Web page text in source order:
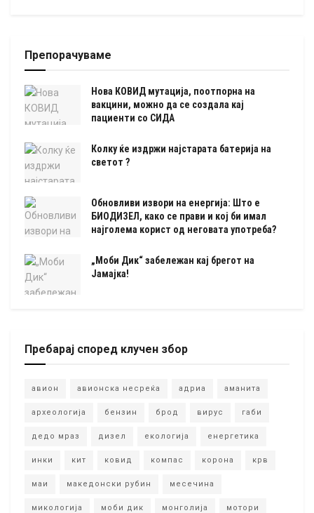
Препорачуваме
Нова КОВИД мутација, поотпорна на
вакцини, можно да се создала кај
пациенти со СИДА
Колку ќе издржи најстарата батерија на
светот ?
Обновливи извори на енергија: Што е
БИОДИЗЕЛ, како се прави и кој би имал
најголема корист од неговата употреба?
„Моби Дик“ забележан кај брегот на
Јамајка!
Пребарај според клучен збор
авион авионска несреќа адриа аманита
археологија бензин брод вирус габи
дедо мраз дизел екологија енергетика
инки кит ковид компас корона крв
маи македонски рубин месечина
микологија моби дик монголија мотори